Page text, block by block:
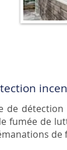
fumée de
de